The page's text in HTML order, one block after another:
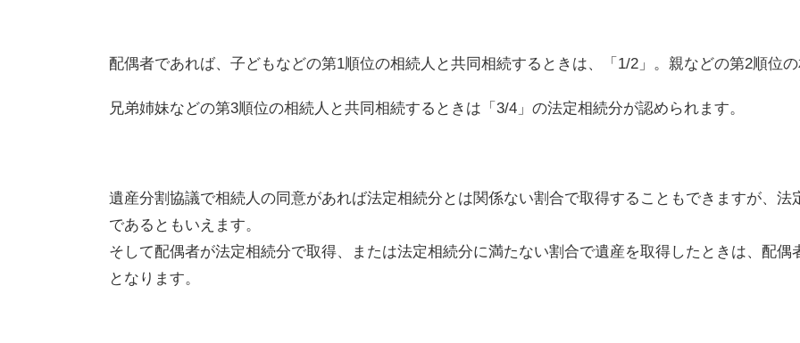
配偶者であれば、子どもなどの第1順位の相続人と共同相続するときは、「 1/2 」。親などの第2順位
兄弟姉妹などの第3順位の相続人と共同相続するときは「 3/4 」の法定相続分が認められます。
遺産分割協議で相続人の同意があれば法定相続分とは関係ない割合で取得することもできますが、法
であるともいえます。
そして配偶者が法定相続分で取得、または法定相続分に満たない割合で遺産を取得したときは、配
となります。